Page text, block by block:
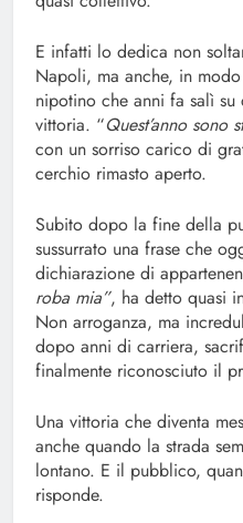
E infatti lo dedica non
Napoli, ma anche, in
nipotino che anni fa salì
vittoria. “Quest’anno sono
con un sorriso carico di
cerchio rimasto aperto.
Subito dopo la fine della
sussurrato una frase che
dichiarazione di
roba mia”, ha detto quasi
Non arroganza, ma
dopo anni di carriera,
finalmente riconosciuto il
Una vittoria che diventa
anche quando la strada
lontano. E il pubblico,
risponde.